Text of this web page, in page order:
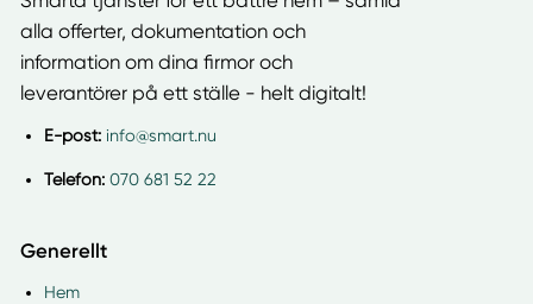
alla offerter, dokumentation och
information om dina firmor och
leverantörer på ett ställe - helt digitalt!
E-post: info@smart.nu
Telefon: 070 681 52 22
Generellt
Hem